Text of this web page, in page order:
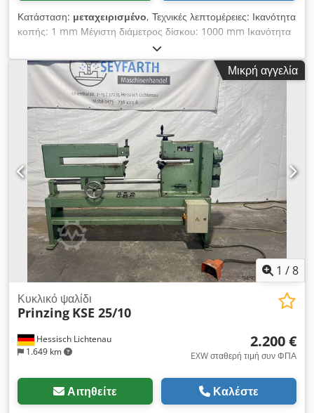
Κατάσταση: μεταχειρισμένο, Τεχνικές λεπτομέρειες: Ικανότητα
κοπής: 1 mm Μέγιστη διάμετρος δίσκου: 1000 mm Ικανότητα
διάτμησης: 1 mm Μέγιστη διάμετρος δίσκου: 1000 mm Βάρος
μηχανήματος περίπου: 0,2 τόνοι Διαστάσεις μηχανήματος
περίπου ΜxΠxΥ: 2,0 x 0,5 x 1,4 m Εφαρμογή: χειροκίνητη
κοπή στρογγυλών τεμαχίων από χαλυβδοέλασμα Άνω λεπίδα
Ø 69mm x 11mm- κατακόρυφη ρύθμιση 25mm με χειροκίνητο
μοχλό Κάτω λεπίδα Ø 74 x 15mm- ρύθμιση NO = σταθερή
Dcodpfeu Icqysx Abfok Στήριγμα κεντραρίσματος με μήτρα Το
υλικό ωθείται χειροκίνητα με χειρολαβή vertival 15mm
οριζόντια 500mm χειροκίνητα. *
Μικρή αγγελία
1 /8
Hessisch Lichtenau
1.649 km
Κυκλικό ψαλίδι
Prinzing KSE 25/10
2.200 €
EXW σταθερή τιμή συν ΦΠΑ
Αιτηθείτε Καλέστε